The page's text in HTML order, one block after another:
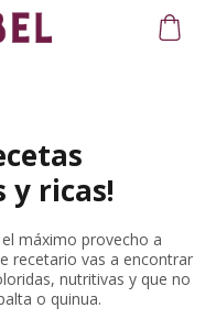
y ricas!
máximo provecho a
recetario vas a encontrar
nutritivas y que no
o quinua.